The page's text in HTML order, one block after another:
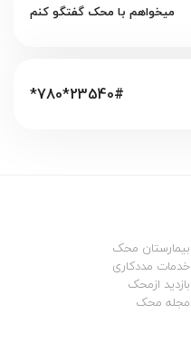
میخواهم با محک گفتگو کنم
*780*23540#
بیمارستان محک
خدمات مددکاری
بازدید ازمحک
مجله محک